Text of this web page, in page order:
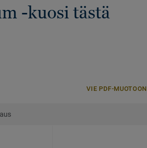
-kuosi tästä
VIE PDF-MUOTOON